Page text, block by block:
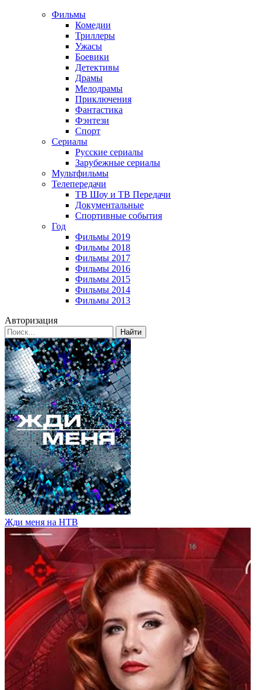
Фильмы
Комедии
Триллеры
Ужасы
Боевики
Детективы
Драмы
Мелодрамы
Приключения
Фантастика
Фэнтези
Спорт
Сериалы
Русские сериалы
Зарубежные сериалы
Мультфильмы
Телепередачи
ТВ Шоу и ТВ Передачи
Документальные
Спортивные события
Год
Фильмы 2019
Фильмы 2018
Фильмы 2017
Фильмы 2016
Фильмы 2015
Фильмы 2014
Фильмы 2013
Авторизация
Найти
Жди меня на НТВ